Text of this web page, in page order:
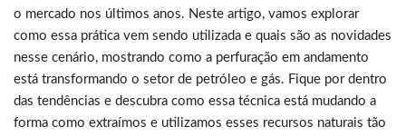
o mercado nos últimos anos. Neste artigo, vamos explorar
como essa prática vem sendo utilizada e quais são as novidades
nesse cenário, mostrando como a perfuração em andamento
está transformando o setor de petróleo e gás. Fique por dentro
das tendências e descubra como essa técnica está mudando a
forma como extraímos e utilizamos esses recursos naturais tão